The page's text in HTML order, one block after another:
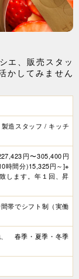
エ、販売スタッ
かしてみません
造スタッフ / キッチ
円〜305,400円
時間分)15,325円～]※
します。年１回、昇
帯でシフト制（実働
春季・夏季・冬季